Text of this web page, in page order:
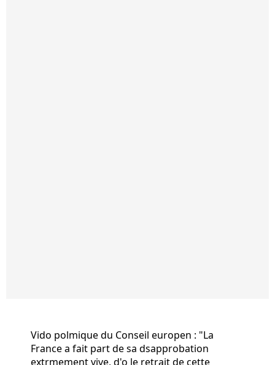
Vido polmique du Conseil europen : "La
France a fait part de sa dsapprobation
extrmement vive, d'o le retrait de cette